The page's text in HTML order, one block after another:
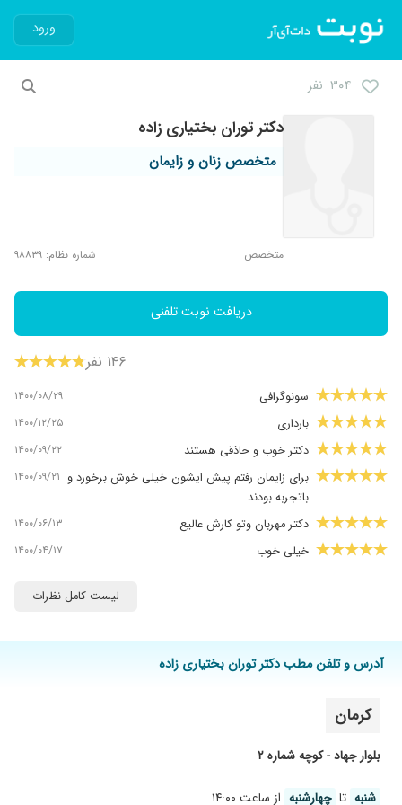
ورود
۳۰۴ نفر
دکتر توران بختیاری زاده
متخصص زنان و زایمان
متخصص شماره نظام: ۹۸۸۳۹
دریافت نوبت تلفنی
۱۴۶ نفر
سونوگرافی ۱۴۰۰/۰۸/۲۹
بارداری ۱۴۰۰/۱۲/۲۵
دکتر خوب و حاذقی هستند ۱۴۰۰/۰۹/۲۲
برای زایمان رفتم پیش ایشون خیلی خوش برخورد و
باتجربه بودند
۱۴۰۰/۰۹/۲۱
دکتر مهربان وتو کارش عالیع ۱۴۰۰/۰۶/۱۳
خیلی خوب ۱۴۰۰/۰۴/۱۷
کارشون عالی هست
لیست کامل نظرات
آدرس و تلفن مطب دکتر توران بختیاری زاده
کرمان
بلوار جهاد - کوچه شماره ۲
شنبه تا چهارشنبه از ساعت ۱۴:۰۰